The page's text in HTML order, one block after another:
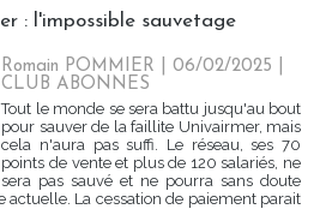
: l'impossible sauvetage
Romain POMMIER | 06/02/2025
CLUB ABONNES
Tout le monde se sera battu jusqu'au bout
pour sauver de la faillite Univairmer, mais
cela n'aura pas suffi. Le réseau, ses 70
points de vente et plus de 120 salariés, ne
sera pas sauvé et ne pourra sans doute
actuelle. La cessation de paiement parait